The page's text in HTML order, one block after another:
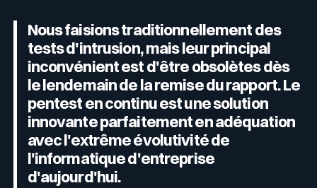
Nous faisions traditionnellement des
tests d'intrusion, mais leur principal
inconvénient est d'être obsolètes dès
le lendemain de la remise du rapport. Le
pentest en continu est une solution
innovante parfaitement en adéquation
avec l'extrême évolutivité de
l'informatique d'entreprise
d'aujourd'hui.